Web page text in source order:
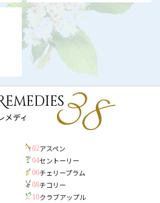
メディ
02アスペン
04セントーリー
06チェリープラム
08チコリー
10クラブアップル